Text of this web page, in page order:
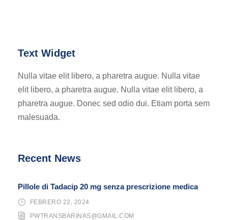
Text Widget
Nulla vitae elit libero, a pharetra augue. Nulla vitae
elit libero, a pharetra augue. Nulla vitae elit libero, a
pharetra augue. Donec sed odio dui. Etiam porta sem
malesuada.
Recent News
Pillole di Tadacip 20 mg senza prescrizione medica
FEBRERO 22, 2024
PWTRANSBARINAS@GMAIL.COM